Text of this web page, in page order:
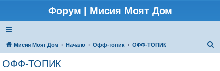
Форум | Мисия Моят Дом
Мисия Моят Дом Начало Офф-топик ОФФ-ТОПИК
ОФФ-ТОПИК